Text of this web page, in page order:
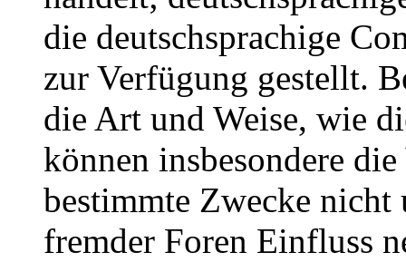
die deutschsprachige
zur Verfügung gestellt.
die Art und Weise, wie
können insbesondere
bestimmte Zwecke nicht
fremder Foren Einfluss